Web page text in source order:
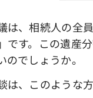
は、相続人の全
です。この遺産
でしょうか。
、このような